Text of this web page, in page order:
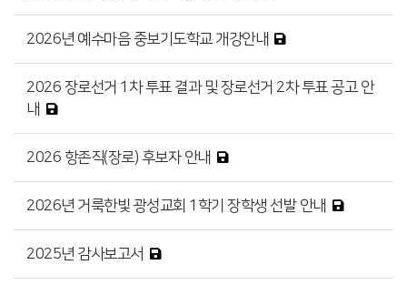
2026년 예수마음 중보기도학교 개강안내
2026 장로선거 1차 투표 결과 및 장로선거 2차 투표 공고 안
내
2026 항존직(장로) 후보자 안내
2026년 거룩한빛 광성교회 1학기 장학생 선발 안내
2025년 감사보고서